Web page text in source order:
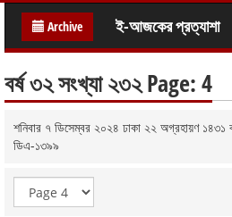
Archive ই-আজকের প্রত্যাশা
বর্ষ ৩২ সংখ্যা ২৩২ Page: 4
শনিবার ৭ ডিসেম্বর ২০২৪ ঢাকা ২২ অগ্রহায়ণ ১৪৩১
ডিএ-১৩৯৯